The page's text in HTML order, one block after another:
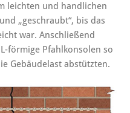
leichten und handlichen
„geschraubt“, bis das
war. Anschließend
förmige Pfahlkonsolen so
Gebäudelast abstützten.